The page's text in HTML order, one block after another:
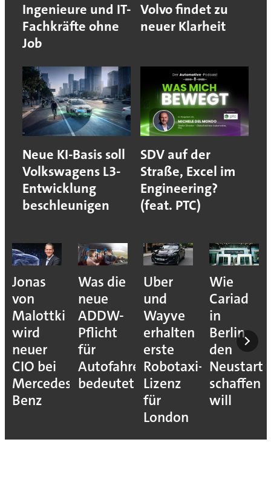
Ingenieure und IT-
Fachkräfte ohne
Job
Volvo findet zu
neuer Klarheit
Neue KI-Basis soll
Volkswagens L3-
Entwicklung
beschleunigen
SDV auf der
Straße, Excel im
Engineering?
(feat. PTC)
Was die
neue
ADDW-
Pflicht
für
Autofahrer
bedeutet
Uber
und
Wayve
erhalten
erste
Robotaxi-
Lizenz
Wie
Cariad
in
Berlin
den
Neustart
schaffen
will
Wie
Asset
Inventory
OT-
Risiken
sichtbar
macht